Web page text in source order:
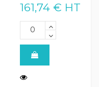
161,74 € HT